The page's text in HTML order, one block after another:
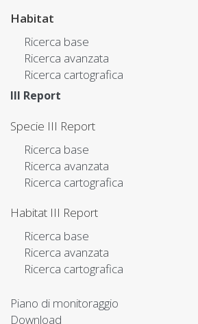
Habitat
Ricerca base
Ricerca avanzata
Ricerca cartografica
III Report
Specie III Report
Ricerca base
Ricerca avanzata
Ricerca cartografica
Habitat III Report
Ricerca base
Ricerca avanzata
Ricerca cartografica
Piano di monitoraggio
Download